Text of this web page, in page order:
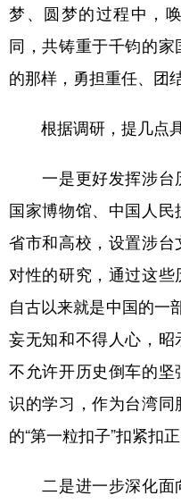
梦、圆梦的过程中，
同，共铸重于千钧的
的那样，勇担重任、团
根据调研，提几点具
一是更好发挥涉台
国家博物馆、中国人
省市和高校，设置涉
对性的研究，通过这
自古以来就是中国的一
妄无知和不得人心，
不允许开历史倒车的
识的学习，作为台湾
的“第一粒扣子”扣紧扣正
二是进一步深化面